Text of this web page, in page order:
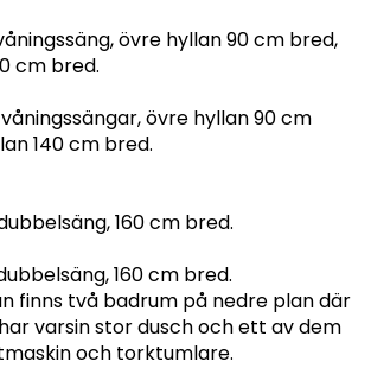
övre hyllan 90 cm bred,
cm bred.
övre hyllan 90 cm
140 cm bred.
160 cm bred.
160 cm bred.
finns två badrum på nedre plan där
varsin stor dusch och ett av dem
och torktumlare.